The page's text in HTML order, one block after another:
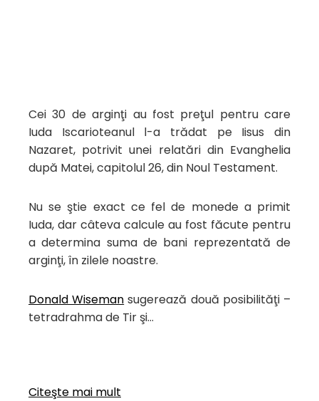
Cei 30 de arginţi au fost preţul pentru care
Iuda Iscarioteanul l-a trădat pe Iisus din
Nazaret, potrivit unei relatări din Evanghelia
după Matei, capitolul 26, din Noul Testament.
Nu se ştie exact ce fel de monede a primit
Iuda, dar câteva calcule au fost făcute pentru
a determina suma de bani reprezentată de
arginţi, în zilele noastre.
Donald Wiseman sugerează două posibilităţi –
tetradrahma de Tir şi…
Citeşte mai mult